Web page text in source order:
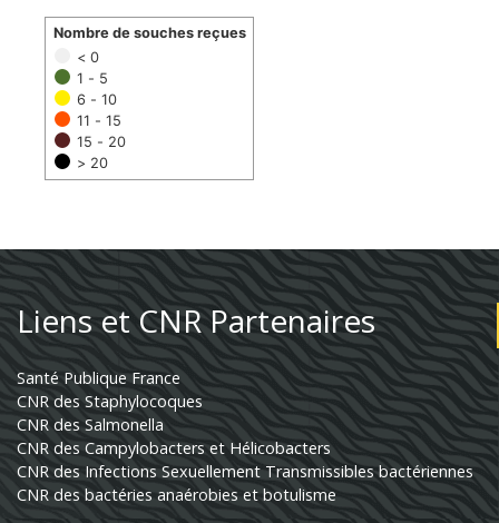
< 0
1 - 5
6 - 10
11 - 15
15 - 20
> 20
Nombre de souches reçues
Liens et CNR Partenaires
Santé Publique France
CNR des Staphylocoques
CNR des Salmonella
CNR des Campylobacters et Hélicobacters
CNR des Infections Sexuellement Transmissibles bactériennes
CNR des bactéries anaérobies et botulisme